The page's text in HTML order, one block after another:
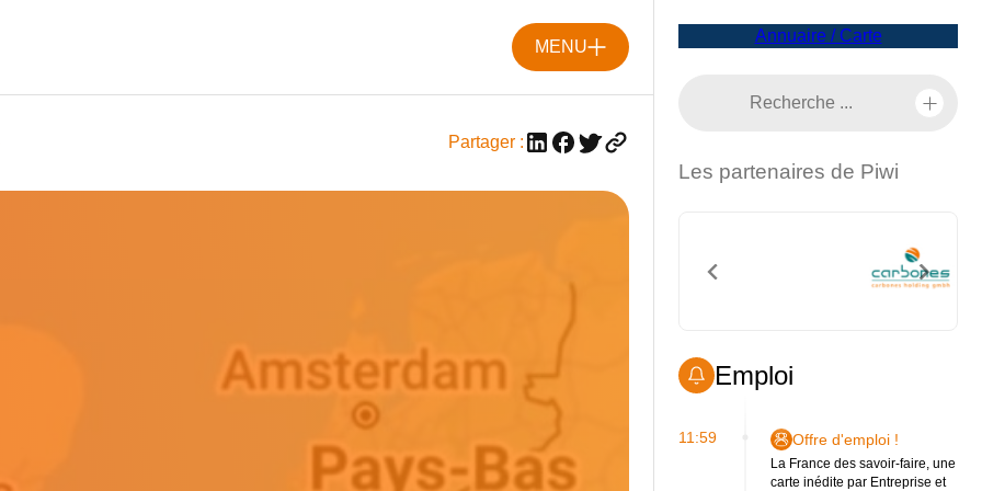
MENU
Partager :
Annuaire / Carte
Les partenaires de Piwi
Emploi
11:59 Offre d'emploi !
La France des savoir-faire, une
carte inédite par Entreprise et